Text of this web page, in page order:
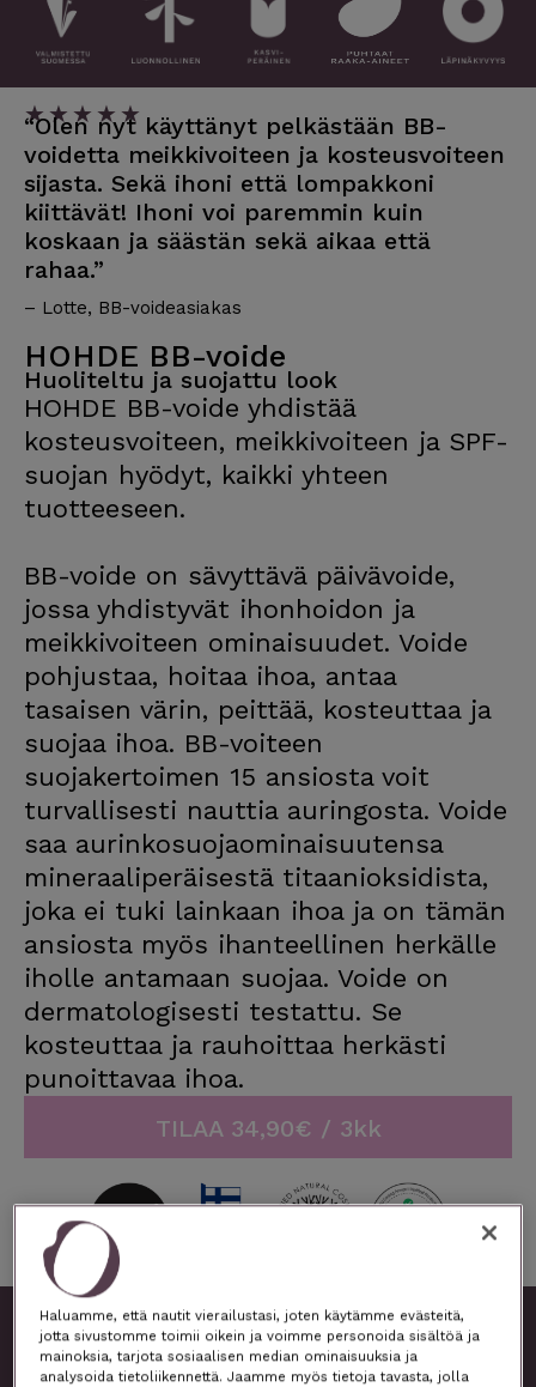
★★ ★ ★ ★
“Olen nyt käyttänyt pelkästään BB-
voidetta meikkivoiteen ja kosteusvoiteen
sijasta. Sekä ihoni että lompakkoni
kiittävät! Ihoni voi paremmin kuin
koskaan ja säästän sekä aikaa että
rahaa.”
– Lotte, BB-voideasiakas
HOHDE BB-voide
Huoliteltu ja suojattu look
HOHDE BB-voide yhdistää
kosteusvoiteen, meikkivoiteen ja SPF-
suojan hyödyt, kaikki yhteen
tuotteeseen.
BB-voide on sävyttävä päivävoide,
jossa yhdistyvät ihonhoidon ja
meikkivoiteen ominaisuudet. Voide
pohjustaa, hoitaa ihoa, antaa
tasaisen värin, peittää, kosteuttaa ja
suojaa ihoa. BB-voiteen
suojakertoimen 15 ansiosta voit
turvallisesti nauttia auringosta. Voide
saa aurinkosuojaominaisuutensa
mineraaliperäisestä titaanioksidista,
joka ei tuki lainkaan ihoa ja on tämän
ansiosta myös ihanteellinen herkälle
iholle antamaan suojaa. Voide on
dermatologisesti testattu. Se
kosteuttaa ja rauhoittaa herkästi
punoittavaa ihoa.
TILAA 34,90€ / 3kk
Hyödyt
BB-voide saa voimansa luonnollisista raaka-aineista
kuten rauhoittavasta ja kosteuttavasta ruusuvedestä
Haluamme, että nautit vierailustasi, joten käytämme evästeitä,
jotta sivustomme toimii oikein ja voimme personoida sisältöä ja
mainoksia, tarjota sosiaalisen median ominaisuuksia ja
analysoida tietoliikennettä. Jaamme myös tietoja tavasta, jolla